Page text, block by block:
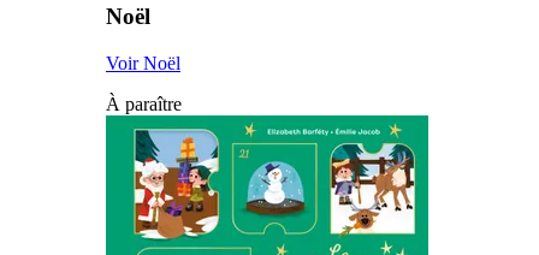
Noël
Voir Noël
À paraître